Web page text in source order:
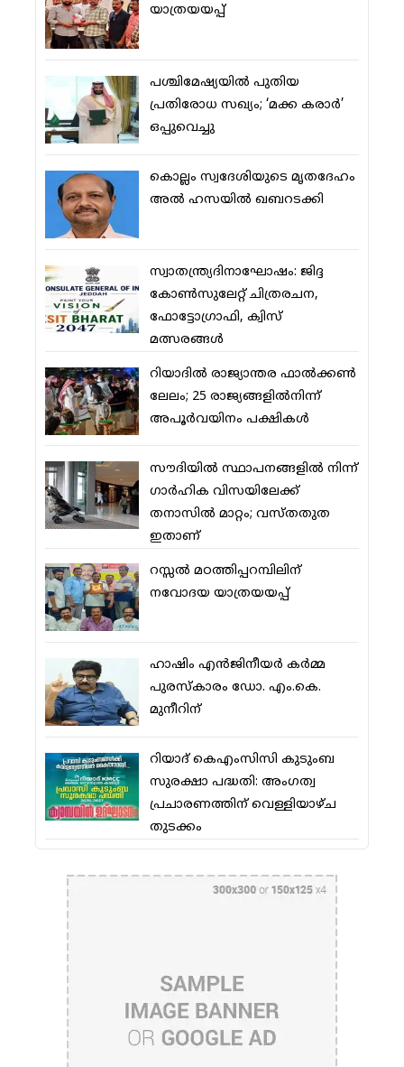
യാത്രയയപ്പ്
പശ്ചിമേഷ്യയില്‍ പുതിയ
പ്രതിരോധ സഖ്യം; ‘മക്ക കരാര്‍’
ഒപ്പുവെച്ചു
കൊല്ലം സ്വദേശിയുടെ മൃതദേഹം
അല്‍ ഹസയില്‍ ഖബറടക്കി
സ്വാതന്ത്ര്യദിനാഘോഷം: ജിദ്ദ
കോണ്‍സുലേറ്റ് ചിത്രരചന,
ഫോട്ടോഗ്രാഫി, ക്വിസ്
മത്സരങ്ങള്‍
റിയാദില്‍ രാജ്യാന്തര ഫാല്‍ക്കണ്‍
ലേലം; 25 രാജ്യങ്ങളില്‍നിന്ന്
അപൂര്‍വയിനം പക്ഷികള്‍
സൗദിയില്‍ സ്ഥാപനങ്ങളില്‍ നിന്ന്
ഗാര്‍ഹിക വിസയിലേക്ക്
തനാസില്‍ മാറ്റം; വസ്തതുത
ഇതാണ്
റസ്സല്‍ മഠത്തിപ്പറമ്പിലിന്
നവോദയ യാത്രയയപ്പ്
ഹാഷിം എന്‍ജിനീയര്‍ കര്‍മ്മ
പുരസ്‌കാരം ഡോ. എം.കെ.
മുനീറിന്
റിയാദ് കെഎംസിസി കുടുംബ
സുരക്ഷാ പദ്ധതി: അംഗത്വ
പ്രചാരണത്തിന് വെള്ളിയാഴ്ച
തുടക്കം